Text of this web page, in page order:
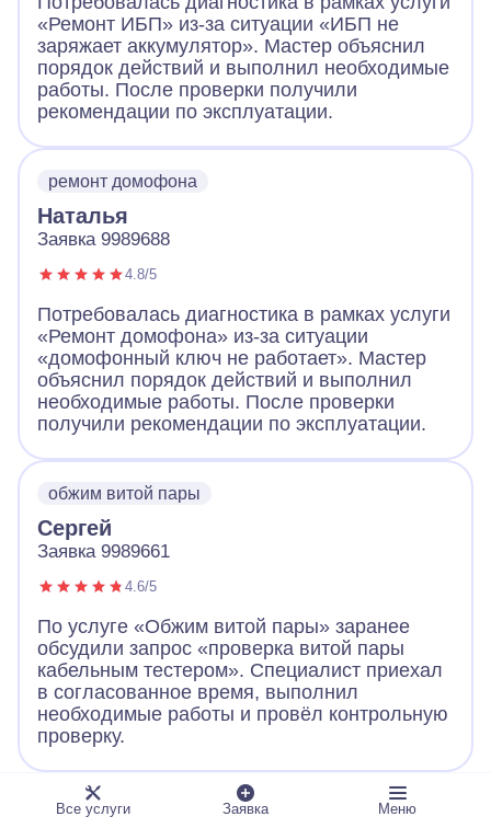
«Ремонт ИБП» из-за ситуации «ИБП не
заряжает аккумулятор». Мастер объяснил
порядок действий и выполнил необходимые
работы. После проверки получили
рекомендации по эксплуатации.
ремонт домофона
Наталья
Заявка 9989688
4.8/5
Потребовалась диагностика в рамках услуги
«Ремонт домофона» из-за ситуации
«домофонный ключ не работает». Мастер
объяснил порядок действий и выполнил
необходимые работы. После проверки
получили рекомендации по эксплуатации.
обжим витой пары
Сергей
Заявка 9989661
4.6/5
По услуге «Обжим витой пары» заранее
обсудили запрос «проверка витой пары
кабельным тестером». Специалист приехал
в согласованное время, выполнил
необходимые работы и провёл контрольную
проверку.
ландшафтное освещение
Все услуги Заявка Меню